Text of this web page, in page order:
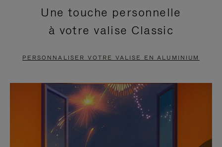
EN
PAUSE,
APPUYEZ
POUR
METTRE
VIDÉO
EST
DÉSACTIVÉ.
CLIQUER
POUR
RÉACTIVER
LE
Une touche personnelle
à votre valise Classic
PERSONNALISER VOTRE VALISE EN ALUMINIUM